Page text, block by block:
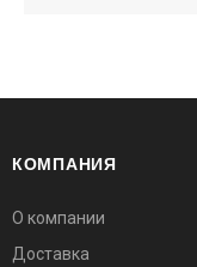
КОМПАНИЯ
О компании
Доставка